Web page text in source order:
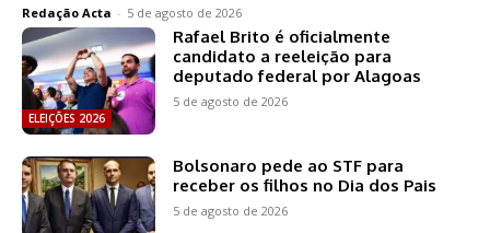
Redação Acta - 5 de agosto de 2026
ELEIÇÕES 2026
Rafael Brito é oficialmente
candidato a reeleição para
deputado federal por Alagoas
5 de agosto de 2026
Bolsonaro pede ao STF para
receber os filhos no Dia dos Pais
5 de agosto de 2026